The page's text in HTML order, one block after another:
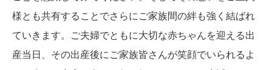
様とも共有することでさらにご家族間の絆も強く結ばれ
ていきます。ご夫婦でともに大切な赤ちゃんを迎える出
産当日、その出産後にご家族皆さんが笑顔でいられるよ